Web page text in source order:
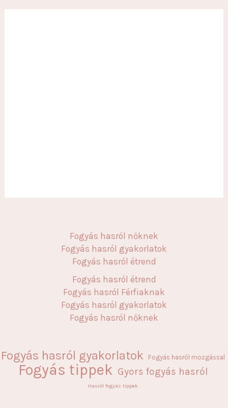
Fogyás hasról nőknek
Fogyás hasról gyakorlatok
Fogyás hasról étrend
Fogyás hasról étrend
Fogyás hasról Férfiaknak
Fogyás hasról gyakorlatok
Fogyás hasról nőknek
Fogyás hasról gyakorlatok Fogyás hasról mozgással
Fogyás tippek Gyors fogyás hasról
Hasról fogyás tippek